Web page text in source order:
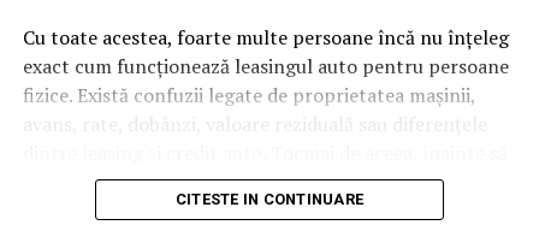
Și mai e ceva ce se uită ușor. Un webinar reușit atrage
linkuri aproape de la sine. Cineva îl menționează într-un
newsletter, altcineva îl citează într-un articol, un
partener îl trimite în comunitatea lui. Fiecare astfel de
tău, iar autoritatea e moneda forte în SEO.
Cu toate acestea, foarte multe persoane încă nu înțeleg
exact cum funcționează leasingul auto pentru persoane
fizice. Există confuzii legate de proprietatea mașinii,
avans, rate, dobânzi, valoare reziduală sau diferențele
semnezi orice contract, este important să înțelegi clar
mecanismul acestui tip de finanțare și să știi la ce să fii
CITESTE IN CONTINUARE